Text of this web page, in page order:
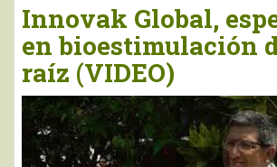
Innovak Global,
en bioestimulación
raíz (VIDEO)